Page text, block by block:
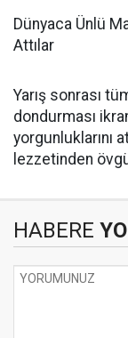
Dünyaca Ünlü
Attılar
Yarış sonrası
dondurması
yorgunluklarını
lezzetinden
HABERE